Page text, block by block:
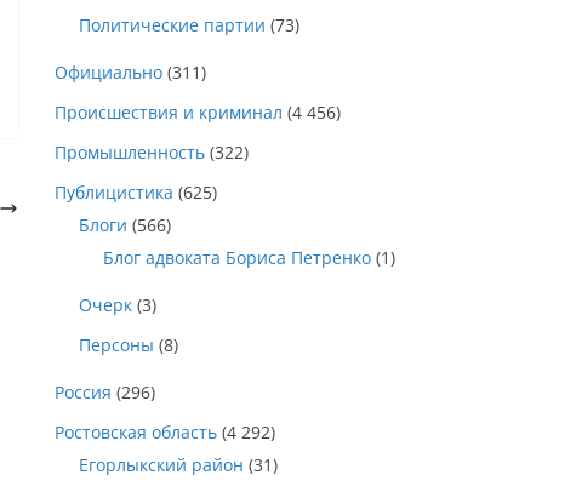
Политические партии (73)
Официально (311)
Происшествия и криминал (4 456)
Промышленность (322)
Публицистика (625)
Блоги (566)
Блог адвоката Бориса Петренко (1)
Очерк (3)
Персоны (8)
Россия (296)
Ростовская область (4 292)
Егорлыкский район (31)